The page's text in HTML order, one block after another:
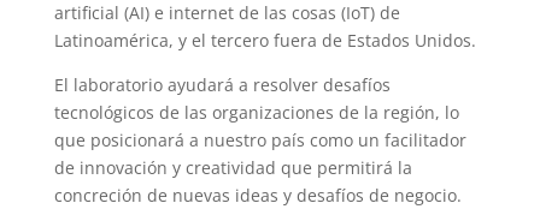
artificial (AI) e internet de las cosas (IoT) de
Latinoamérica, y el tercero fuera de Estados Unidos.
El laboratorio ayudará a resolver desafíos
tecnológicos de las organizaciones de la región, lo
que posicionará a nuestro país como un facilitador
de innovación y creatividad que permitirá la
concreción de nuevas ideas y desafíos de negocio.